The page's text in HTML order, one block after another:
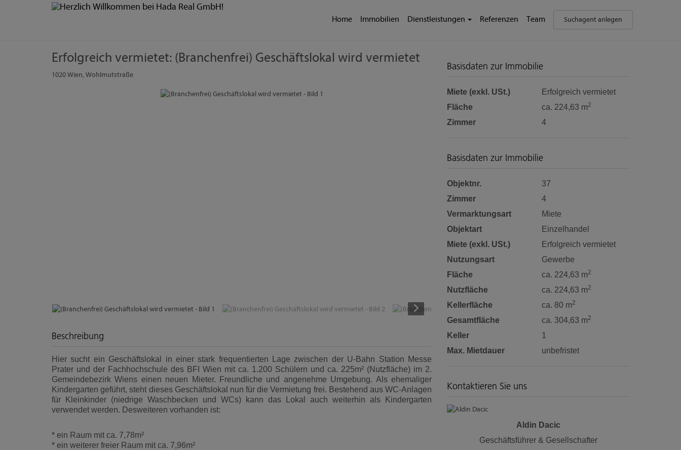
Home Immobilien Dienstleistungen Referenzen Team Suchagent anlegen
Erfolgreich vermietet: (Branchenfrei) Geschäftslokal wird vermietet
1020 Wien, Wohlmutstraße
Beschreibung
Hier sucht ein Geschäftslokal in einer stark frequentierten Lage zwischen der U-Bahn Station Messe
Prater und der Fachhochschule des BFI Wien mit ca. 1.200 Schülern und ca. 225m² (Nutzfläche) im 2.
Gemeindebezirk Wiens einen neuen Mieter. Freundliche und angenehme Umgebung. Als ehemaliger
Kindergarten geführt, steht dieses Geschäftslokal nun für die Vermietung frei. Bestehend aus WC-Anlagen
für Kleinkinder (niedrige Waschbecken und WCs) kann das Lokal auch weiterhin als Kindergarten
verwendet werden. Desweiteren vorhanden ist:
* ein Raum mit ca. 7,78m²
* ein weiterer freier Raum mit ca. 7,96m²
Basisdaten zur Immobilie
Miete (exkl. USt.)
Erfolgreich vermietet
Fläche
ca. 224,63 m2
Zimmer 4
Basisdaten zur Immobilie
Objektnr.
37
Zimmer
4
Vermarktungsart
Miete
Objektart
Einzelhandel
Miete (exkl. USt.)
Erfolgreich vermietet
Nutzungsart
Gewerbe
Fläche
ca. 224,63 m2
Nutzfläche ca. 224,63 m2
Kellerfläche ca. 80 m2
Gesamtfläche ca. 304,63 m2
Keller
1
Max. Mietdauer
unbefristet
Kontaktieren Sie uns
Aldin Dacic
Geschäftsführer & Gesellschafter